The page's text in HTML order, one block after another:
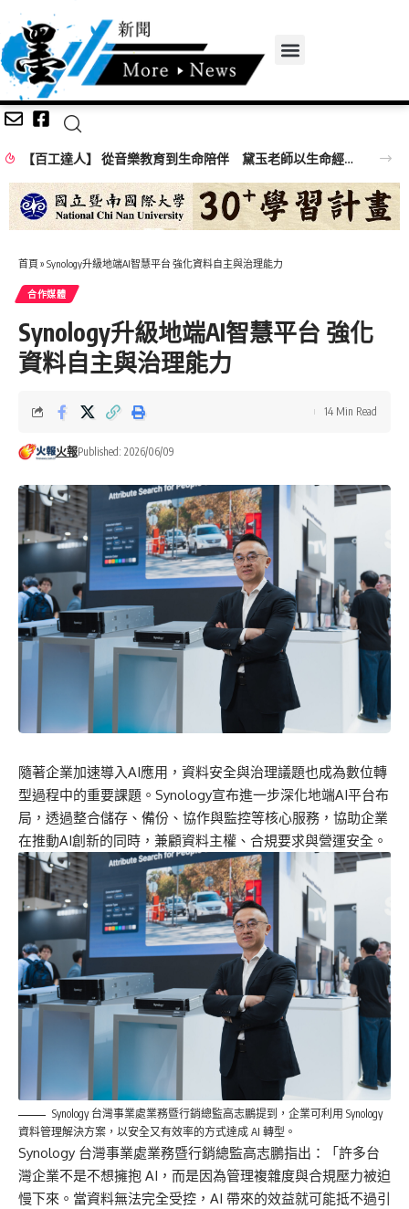
【百工達人】 從音樂教育到生命陪伴 黛玉老師以生命經驗打造共學平台
首頁 » Synology升級地端AI智慧平台 強化資料自主與治理能力
合作媒體
Synology升級地端AI智慧平台 強化
資料自主與治理能力
火報Published: 2026/06/09
14 Min Read
隨著企業加速導入AI應用，資料安全與治理議題也成為數位轉
型過程中的重要課題。Synology宣布進一步深化地端AI平台布
局，透過整合儲存、備份、協作與監控等核心服務，協助企業
在推動AI創新的同時，兼顧資料主權、合規要求與營運安全。
Synology 台灣事業處業務暨行銷總監高志鵬提到，企業可利用 Synology
資料管理解決方案，以安全又有效率的方式達成 AI 轉型。
Synology 台灣事業處業務暨行銷總監高志鵬指出：「許多台
灣企業不是不想擁抱 AI，而是因為管理複雜度與合規壓力被迫
慢下來。當資料無法完全受控，AI 帶來的效益就可能抵不過引